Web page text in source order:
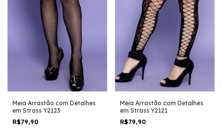
Meia Arrastão com Detalhes
em Strass Y2123
R$79,90
Meia Arrastão com Detalhes
em Strass Y2121
R$79,90